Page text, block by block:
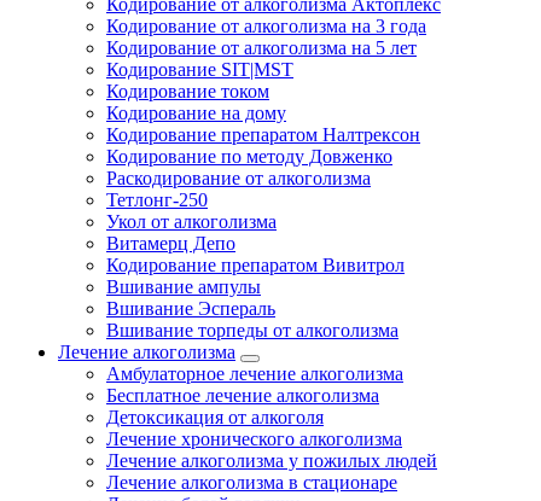
Кодирование от алкоголизма Актоплекс
Кодирование от алкоголизма на 3 года
Кодирование от алкоголизма на 5 лет
Кодирование SIT|MST
Кодирование током
Кодирование на дому
Кодирование препаратом Налтрексон
Кодирование по методу Довженко
Раскодирование от алкоголизма
Тетлонг-250
Укол от алкоголизма
Витамерц Депо
Кодирование препаратом Вивитрол
Вшивание ампулы
Вшивание Эспераль
Вшивание торпеды от алкоголизма
Лечение алкоголизма
Амбулаторное лечение алкоголизма
Бесплатное лечение алкоголизма
Детоксикация от алкоголя
Лечение хронического алкоголизма
Лечение алкоголизма у пожилых людей
Лечение алкоголизма в стационаре